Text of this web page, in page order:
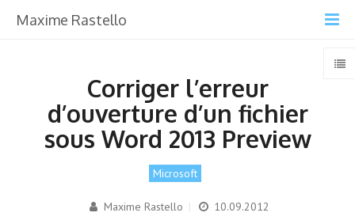
Maxime Rastello
Corriger l’erreur
d’ouverture d’un fichier
sous Word 2013 Preview
Microsoft
Maxime Rastello | 10.09.2012